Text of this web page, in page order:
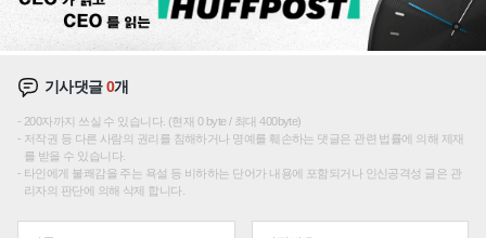
기사댓글0개
200자까지 쓰실 수 있습니다. (현재 0 byte / 최대 400byte)
저작권 등 다른 사람의 권리를 침해하거나 명예를 훼손하는 댓글은 관련 법률에 의해 제재
를 받을 수 있습니다.
타인에게 불쾌감을 주는 욕설 등 비하하는 단어가 내용에 포함되거나 인신공격성 글은 관
리자의 판단에 의해 삭제 합니다.